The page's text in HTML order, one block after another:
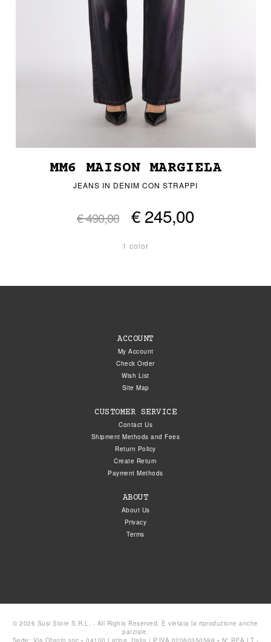
MM6 MAISON MARGIELA
JEANS IN DENIM CON STRAPPI
€ 490,00 € 245,00
1 color
ACCOUNT
My Account
Check Order
Wish List
Site Map
CUSTOMER SERVICE
Contact Us
Shipment Methods and Fees
Return Policy
Create Return
Payment Methods
ABOUT
About Us
Privacy
Terms
© 2026 Susi Store S.R.L. - All Rights Reserved. È vietata la riproduzione anche
parziale.